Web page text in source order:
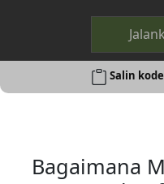
Salin
Bagaimana